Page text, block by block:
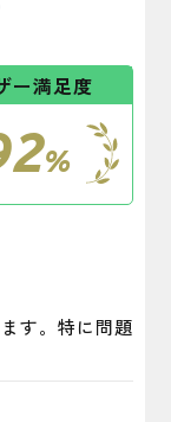
ー満足度
%
す。特に問題